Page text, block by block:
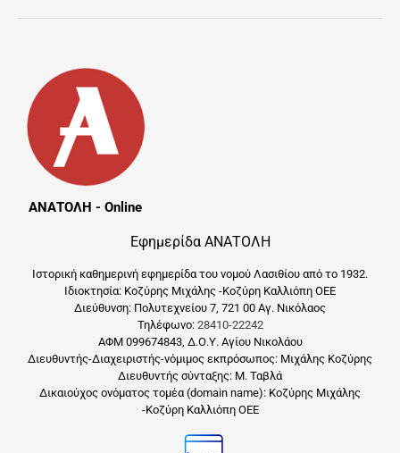
ΑΝΑΤΟΛΗ - Online
Εφημερίδα ΑΝΑΤΟΛΗ
Ιστορική καθημερινή εφημερίδα του νομού Λασιθίου από το 1932.
Ιδιοκτησία: Κοζύρης Μιχάλης -Κοζύρη Καλλιόπη ΟΕΕ
Διεύθυνση: Πολυτεχνείου 7, 721 00 Αγ. Νικόλαος
Τηλέφωνο: 28410-22242
ΑΦΜ 099674843, Δ.Ο.Υ. Αγίου Νικολάου
Διευθυντής-Διαχειριστής-νόμιμος εκπρόσωπος: Μιχάλης Κοζύρης
Διευθυντής σύνταξης: Μ. Ταβλά
Δικαιούχος ονόματος τομέα (domain name): Κοζύρης Μιχάλης
-Κοζύρη Καλλιόπη ΟΕΕ